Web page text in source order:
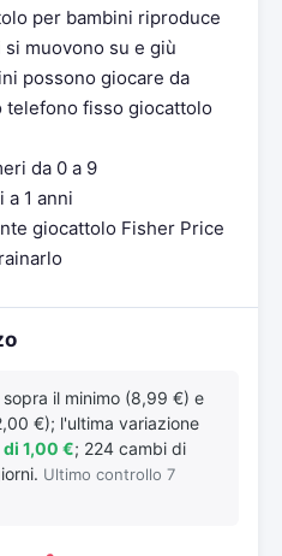
per bambini riproduce
muovono su e giù
possono giocare da
fisso giocattolo
da 0 a 9
a 1 anni
giocattolo Fisher Price
sopra il minimo (8,99 €) e
€); l'ultima variazione
1,00 €; 224 cambi di
Ultimo controllo 7